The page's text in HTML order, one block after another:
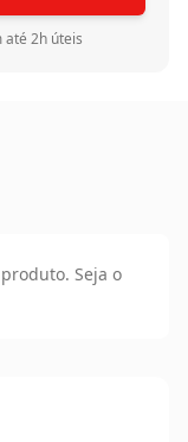
até 2h úteis
Seja o